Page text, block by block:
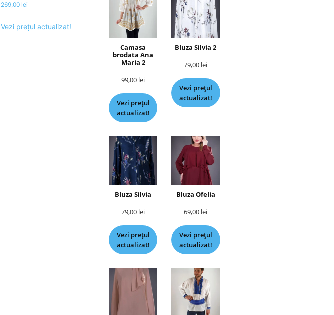
269,00 lei
Vezi prețul actualizat!
Camasa
brodata Ana
Maria 2
99,00 lei
Vezi prețul
actualizat!
Bluza Silvia 2
79,00 lei
Vezi prețul
actualizat!
Bluza Silvia
79,00 lei
Vezi prețul
actualizat!
Bluza Ofelia
69,00 lei
Vezi prețul
actualizat!